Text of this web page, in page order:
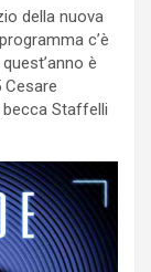
della nuova
c’è
è
becca Staffelli